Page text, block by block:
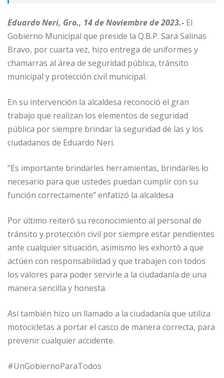
Eduardo Neri, Gro., 14 de Noviembre de 2023.- El
Gobierno Municipal que preside la Q.B.P. Sara Salinas
Bravo, por cuarta vez, hizo entrega de uniformes y
chamarras al área de seguridad pública, tránsito
municipal y protección civil municipal.
En su intervención la alcaldesa reconoció el gran
trabajo que realizan los elementos de seguridad
pública por siempre brindar la seguridad de las y los
ciudadanos de Eduardo Neri.
“Es importante brindarles herramientas, brindarles lo
necesario para que ustedes puedan cumplir con su
función correctamente” enfatizó la alcaldesa
Por último reiteró su reconocimiento al personal de
tránsito y protección civil por siempre estar pendientes
ante cualquier situación, asimismo les exhortó a que
actúen con responsabilidad y que trabajen con todos
los valores para poder servirle a la ciudadanía de una
manera sencilla y honesta.
Así también hizo un llamado a la ciudadanía que utiliza
motocicletas a portar el casco de manera correcta, para
prevenir cualquier accidente.
#UnGobiernoParaTodos